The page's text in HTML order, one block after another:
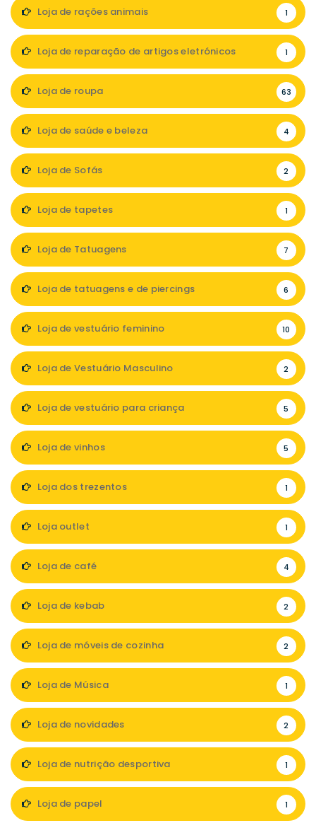
Loja de rações animais 1
Loja de reparação de artigos eletrónicos 1
Loja de roupa 63
Loja de saúde e beleza 4
Loja de Sofás 2
Loja de tapetes 1
Loja de Tatuagens 7
Loja de tatuagens e de piercings 6
Loja de vestuário feminino 10
Loja de Vestuário Masculino 2
Loja de vestuário para criança 5
Loja de vinhos 5
Loja dos trezentos 1
Loja outlet 1
Loja de café 4
Loja de kebab 2
Loja de móveis de cozinha 2
Loja de Música 1
Loja de novidades 2
Loja de nutrição desportiva 1
Loja de papel 1